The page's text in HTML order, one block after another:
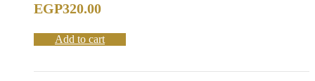
EGP320.00
Add to cart